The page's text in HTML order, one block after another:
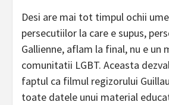
Desi are mai tot timpul ochii
persecutiilor la care e supus,
Gallienne, aflam la final, nu e un
comunitatii LGBT. Aceasta
faptul ca filmul regizorului
toate datele unui material